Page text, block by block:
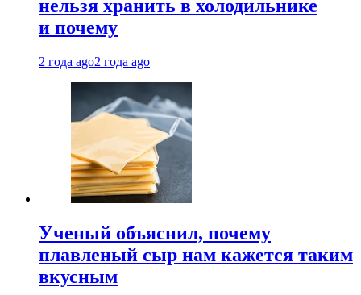
нельзя хранить в холодильнике
и почему
2 года ago2 года ago
Ученый объяснил, почему
плавленый сыр нам кажется таким
вкусным